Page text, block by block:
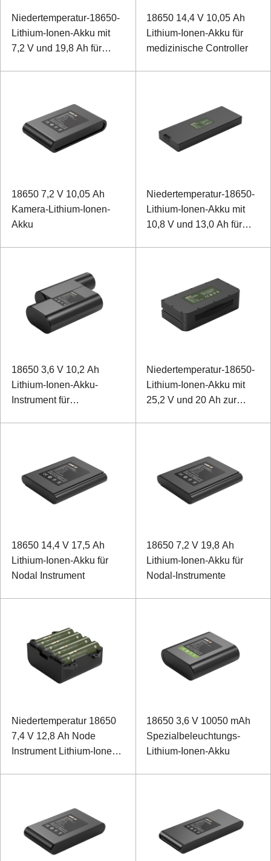
Niedertemperatur-18650-
Lithium-Ionen-Akku mit
7,2 V und 19,8 Ah für
18650 14,4 V 10,05 Ah
Lithium-Ionen-Akku für
medizinische Controller
18650 7,2 V 10,05 Ah
Kamera-Lithium-Ionen-
Akku
Niedertemperatur-18650-
Lithium-Ionen-Akku mit
10,8 V und 13,0 Ah für
18650 3,6 V 10,2 Ah
Lithium-Ionen-Akku-
Instrument für
Niedertemperatur-18650-
Lithium-Ionen-Akku mit
25,2 V und 20 Ah zur
18650 14,4 V 17,5 Ah
Lithium-Ionen-Akku für
Nodal Instrument
18650 7,2 V 19,8 Ah
Lithium-Ionen-Akku für
Nodal-Instrumente
Niedertemperatur 18650
7,4 V 12,8 Ah Node
Instrument Lithium-Ionen-
18650 3,6 V 10050 mAh
Spezialbeleuchtungs-
Lithium-Ionen-Akku